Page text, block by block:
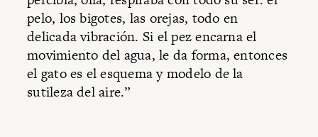
pelo, los bigotes, las orejas, todo en
delicada vibración. Si el pez encarna el
movimiento del agua, le da forma, entonces
el gato es el esquema y modelo de la
sutileza del aire.”